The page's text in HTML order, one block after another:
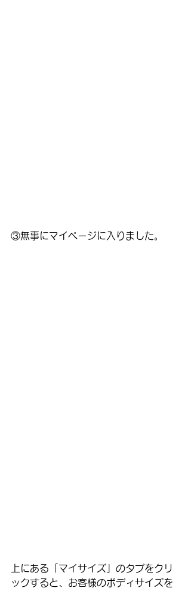
③無事にマイページに入りました。
上にある「マイサイズ」のタブをクリ
ックすると、お客様のボディサイズを